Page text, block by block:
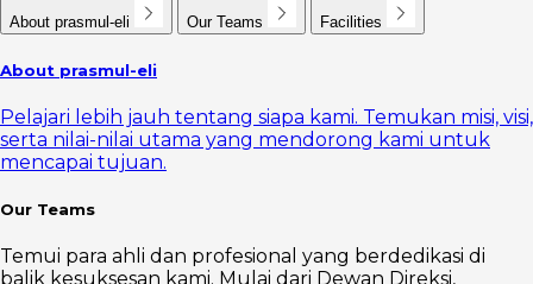
About prasmul-eli Our Teams Facilities
About prasmul-eli
Pelajari lebih jauh tentang siapa kami. Temukan misi, visi,
serta nilai-nilai utama yang mendorong kami untuk
mencapai tujuan.
Our Teams
Temui para ahli dan profesional yang berdedikasi di
balik kesuksesan kami. Mulai dari Dewan Direksi,